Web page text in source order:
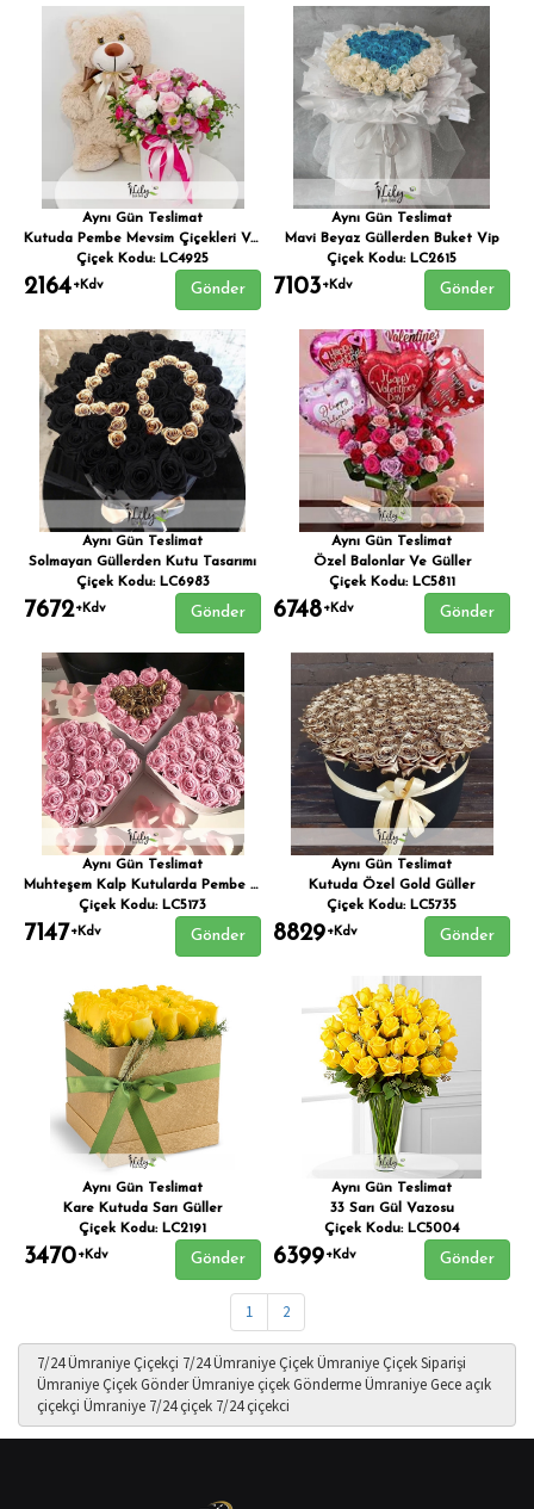
Aynı Gün Teslimat
Kutuda Pembe Mevsim Çiçekleri Ve Şirin Ayıcık
Çiçek Kodu: LC4925
2164+Kdv Gönder
Aynı Gün Teslimat
Mavi Beyaz Güllerden Buket Vip
Çiçek Kodu: LC2615
7103+Kdv Gönder
Aynı Gün Teslimat
Solmayan Güllerden Kutu Tasarımı
Çiçek Kodu: LC6983
7672+Kdv Gönder
Aynı Gün Teslimat
Özel Balonlar Ve Güller
Çiçek Kodu: LC5811
6748+Kdv Gönder
Aynı Gün Teslimat
Muhteşem Kalp Kutularda Pembe Sürprizler VIP
Çiçek Kodu: LC5173
7147+Kdv Gönder
Aynı Gün Teslimat
Kutuda Özel Gold Güller
Çiçek Kodu: LC5735
8829+Kdv Gönder
Aynı Gün Teslimat
Kare Kutuda Sarı Güller
Çiçek Kodu: LC2191
3470+Kdv Gönder
Aynı Gün Teslimat
33 Sarı Gül Vazosu
Çiçek Kodu: LC5004
6399+Kdv Gönder
1 2
7/24 Ümraniye Çiçekçi 7/24 Ümraniye ÇiçekÜmraniye Çiçek Siparişi
Ümraniye Çiçek GönderÜmraniye çiçek GöndermeÜmraniye Gece açık
çiçekçi Ümraniye 7/24 çiçek 7/24 çiçekci